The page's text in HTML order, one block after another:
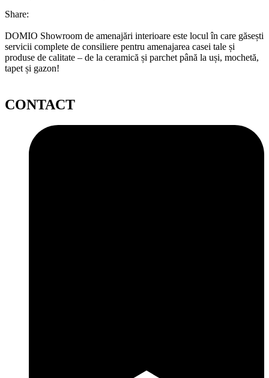
Share:
DOMIO Showroom de amenajări interioare este locul în care găsești
servicii complete de consiliere pentru amenajarea casei tale și
produse de calitate – de la ceramică și parchet până la uși, mochetă,
tapet și gazon!
CONTACT